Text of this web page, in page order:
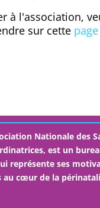
à l'association,
sur cette page
Nationale des
est un
représente ses
au cœur de la